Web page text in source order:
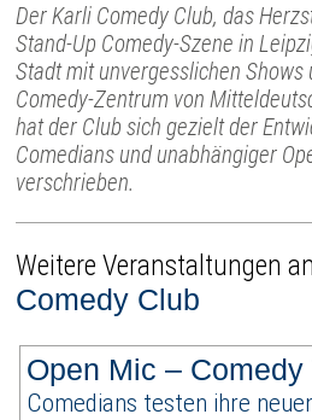
Der Karli Comedy Club, das
Stand-Up Comedy-Szene in
Stadt mit unvergesslichen Shows
Comedy-Zentrum von
hat der Club sich gezielt der
Comedians und unabhängiger
verschrieben.
Weitere Veranstaltungen
Comedy Club
Open Mic – Comedy
Comedians testen ihre